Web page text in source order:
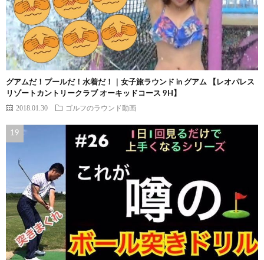
グアムだ！プールだ！水着だ！｜女子旅ラウンド in グアム 【レオパレス
リゾートカントリークラブ オーキッドコース 9H】
2018.01.30 ゴルフのラウンド動画